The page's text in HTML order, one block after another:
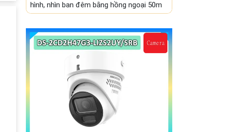
hình, nhìn ban đêm bằng hồng ngoại 50m